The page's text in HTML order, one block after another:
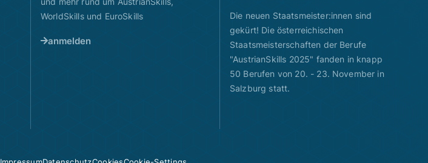
WorldSkills und EuroSkills
anmelden
Die neuen Staatsmeister:innen sind
gekürt! Die österreichischen
Staatsmeisterschaften der Berufe
"AustrianSkills 2025" fanden in knapp
50 Berufen von 20. - 23. November in
Salzburg statt.